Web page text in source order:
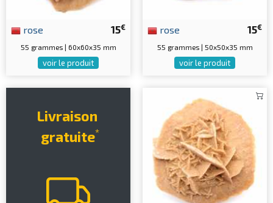
15€
rose
55 grammes | 60x60x35 mm
voir le produit
15€
rose
55 grammes | 50x50x35 mm
voir le produit
Livraison
gratuite*